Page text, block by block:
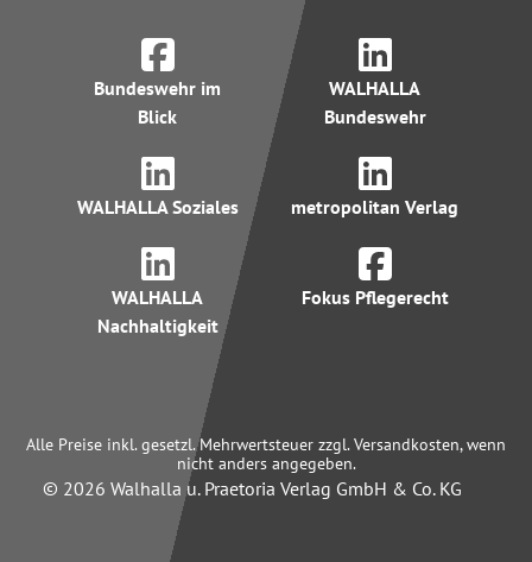
Bundeswehr im
Blick
WALHALLA
Bundeswehr
WALHALLA Soziales metropolitan Verlag
WALHALLA
Nachhaltigkeit
Fokus Pflegerecht
Alle Preise inkl. gesetzl. Mehrwertsteuer zzgl. Versandkosten, wenn
nicht anders angegeben.
© 2026 Walhalla u. Praetoria Verlag GmbH & Co. KG